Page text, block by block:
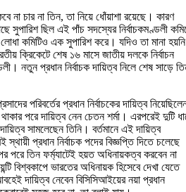
না চার না তিন, তা নিয়ে ধোঁয়াশা রয়েছে। কারণ
সুপারিশ ছিল এই পাঁচ সদস্যের নির্বাচকমণ্ডলী
কমিটিও এক সুপারিশ করে। যদিও তা মানা হয়নি
ক্রিকেটে শেষ ১৬ মাসে জাতীয় দলকে নির্বাচন
নতুন প্রধান নির্বাচক দায়িত্ব নিলে শেষ সাড়ে
পরিবর্তের প্রধান‌ নির্বাচকের দায়িত্ব
পরে দায়িত্ব নেন চেতন শর্মা। এরপরেই দুটি
সামলেছেন তিনি। বর্তমানে এই দায়িত্ব
স্থায়ী প্রধান নির্বাচক পদের বিজ্ঞপ্তি দিতে চলেছে
পরে তিন ফর্ম্যাটেই হয়ত অধিনায়কত্ব করবেন না
বিশ্বকাপে ভারতের অধিনায়ক হিসেবে দেখা যেতে
দায়িত্ব নেবেন বিসিসিআইয়ের নয়া প্রধান